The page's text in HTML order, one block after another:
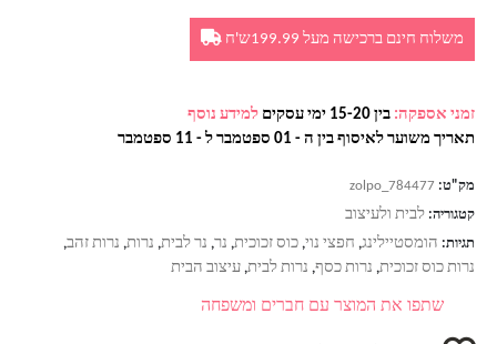
משלוח חינם ברכישה מעל 199.99ש'ח
זמני אספקה: בין 15-20 ימי עסקים
למידע נוסף
תאריך משוער לאיסוף בין ה - 01 ספטמבר ל - 11 ספטמבר
מק"ט: zolpo_784477
קטגוריה: לבית ולעיצוב
תגיות: הומסטיילינג, חפצי נוי, כוס זכוכית, נר, נר לבית, נרות, נרות זהב,
נרות כוס זכוכית, נרות כסף, נרות לבית, עיצוב הבית
שתפו את המוצר עם חברים ומשפחה